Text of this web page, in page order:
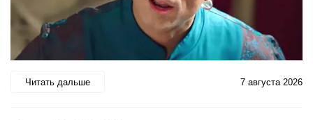
Читать дальше 7 августа 2026